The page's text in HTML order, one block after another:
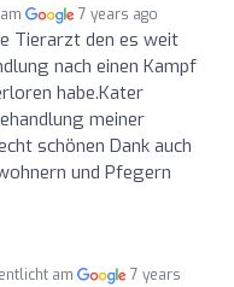
7 years ago
Tierarzt den es weit
nach einen Kampf
habe.Kater
meiner
schönen Dank auch
und Pfegern
am
7 years